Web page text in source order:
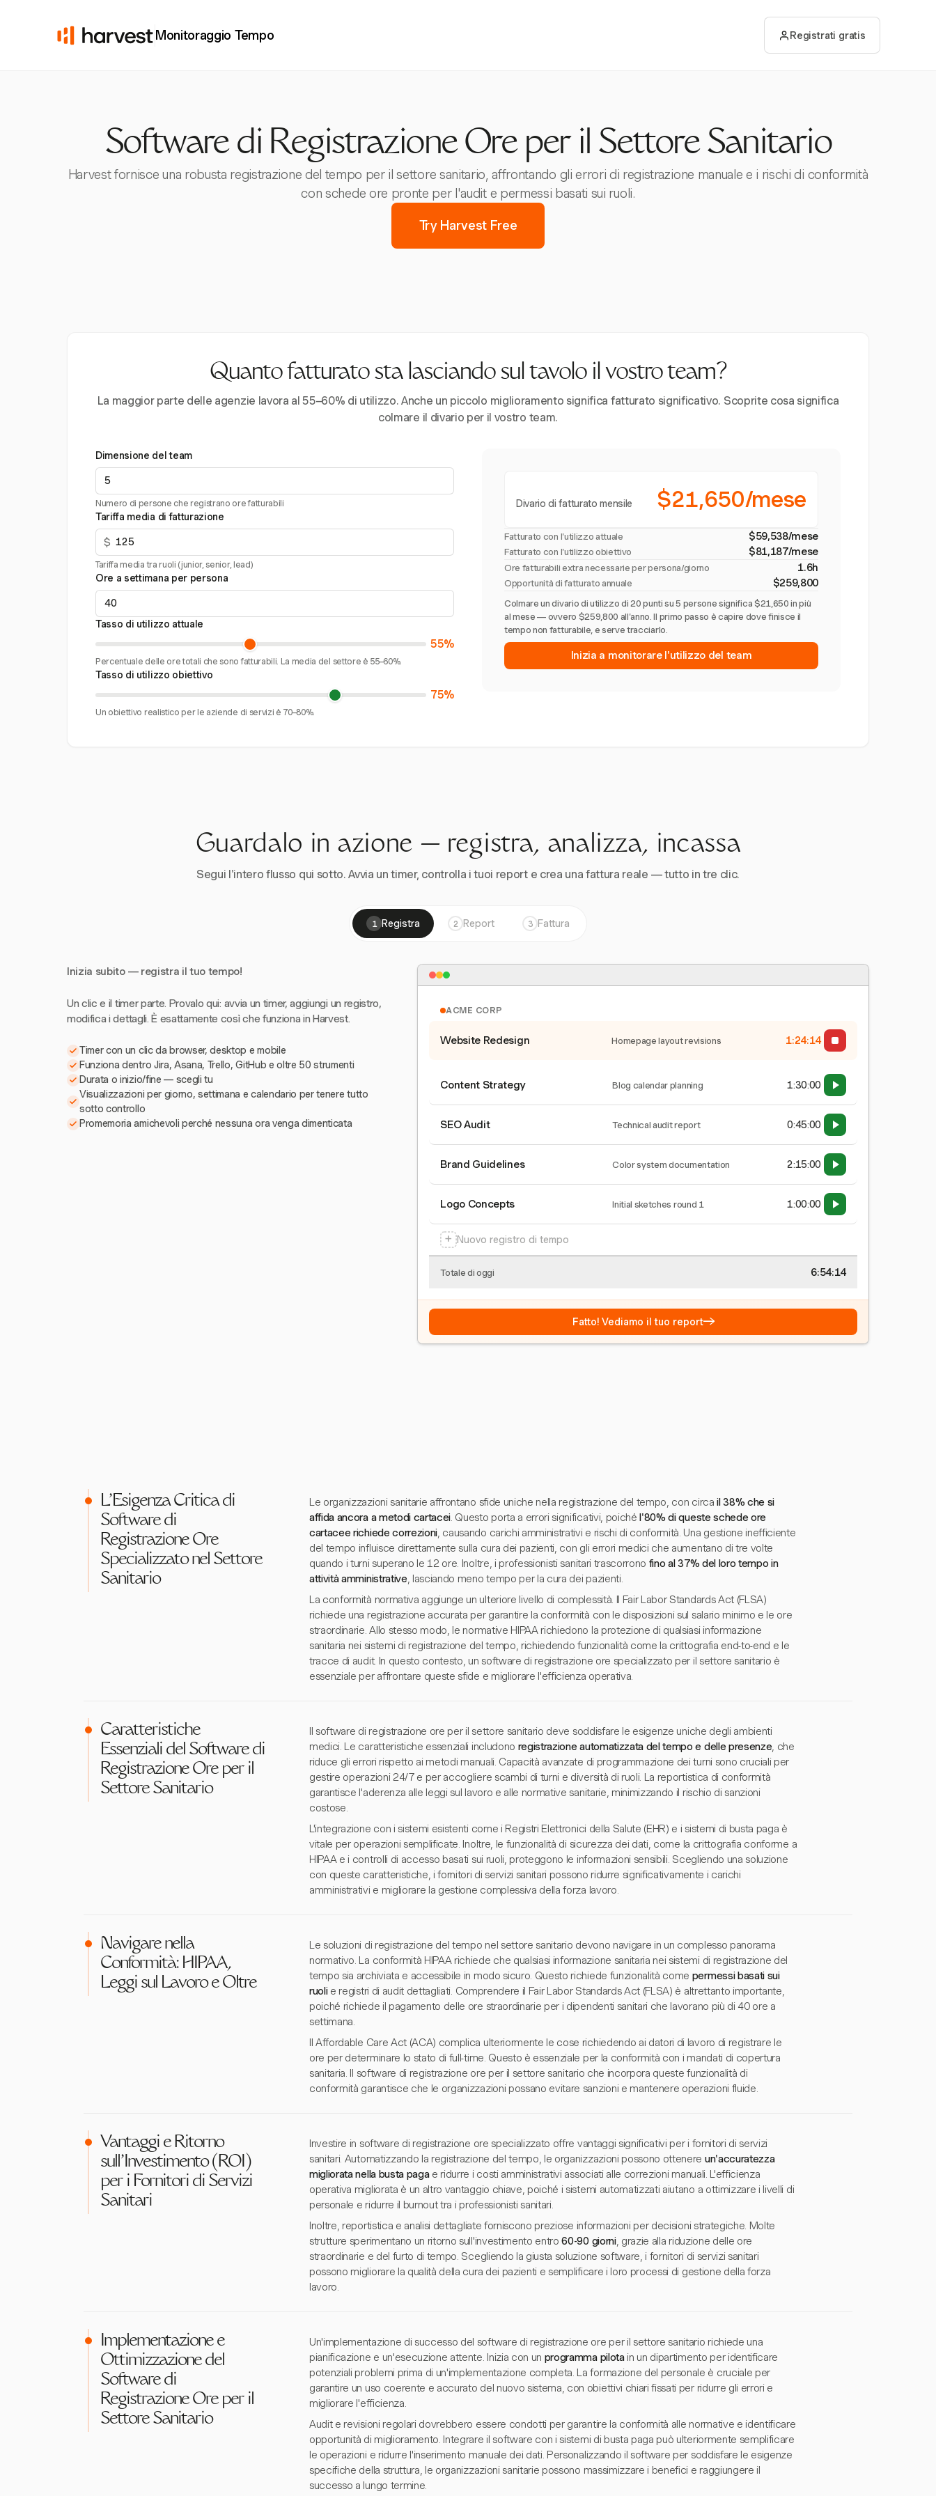
Monitoraggio Tempo Registrati gratis
Software di Registrazione Ore per il Settore Sanitario
Harvest fornisce una robusta registrazione del tempo per il settore sanitario, affrontando gli errori di registrazione manuale e i rischi di conformità
con schede ore pronte per l'audit e permessi basati sui ruoli.
Try Harvest Free
Quanto fatturato sta lasciando sul tavolo il vostro team?
La maggior parte delle agenzie lavora al 55–60% di utilizzo. Anche un piccolo miglioramento significa fatturato significativo. Scoprite cosa significa
colmare il divario per il vostro team.
Dimensione del team
Numero di persone che registrano ore fatturabili
Tariffa media di fatturazione
$
Tariffa media tra ruoli (junior, senior, lead)
Ore a settimana per persona
Tasso di utilizzo attuale
55%
Percentuale delle ore totali che sono fatturabili. La media del settore è 55–60%.
Tasso di utilizzo obiettivo
75%
Un obiettivo realistico per le aziende di servizi è 70–80%.
Divario di fatturato mensile $21,650/mese
Fatturato con l'utilizzo attuale $59,538/mese
Fatturato con l'utilizzo obiettivo $81,187/mese
Ore fatturabili extra necessarie per persona/giorno 1.6h
Opportunità di fatturato annuale $259,800
Colmare un divario di utilizzo di 20 punti su 5 persone significa $21,650 in più
al mese — ovvero $259,800 all'anno. Il primo passo è capire dove finisce il
tempo non fatturabile, e serve tracciarlo.
Inizia a monitorare l'utilizzo del team
Guardalo in azione — registra, analizza, incassa
Segui l'intero flusso qui sotto. Avvia un timer, controlla i tuoi report e crea una fattura reale — tutto in tre clic.
1 Registra 2 Report 3 Fattura
Inizia subito — registra il tuo tempo!
Un clic e il timer parte. Provalo qui: avvia un timer, aggiungi un registro,
modifica i dettagli. È esattamente così che funziona in Harvest.
Timer con un clic da browser, desktop e mobile
Funziona dentro Jira, Asana, Trello, GitHub e oltre 50 strumenti
Durata o inizio/fine — scegli tu
Visualizzazioni per giorno, settimana e calendario per tenere tutto
sotto controllo
Promemoria amichevoli perché nessuna ora venga dimenticata
ACME CORP
Website Redesign Homepage layout revisions 1:24:15
Content Strategy Blog calendar planning 1:30:00
SEO Audit Technical audit report 0:45:00
Brand Guidelines Color system documentation 2:15:00
Logo Concepts Initial sketches round 1 1:00:00
+ Nuovo registro di tempo
Totale di oggi 6:54:15
Fatto! Vediamo il tuo report→
L'Esigenza Critica di
Software di
Registrazione Ore
Specializzato nel Settore
Sanitario
Le organizzazioni sanitarie affrontano sfide uniche nella registrazione del tempo, con circail 38% che si
affida ancora a metodi cartacei. Questo porta a errori significativi, poichél'80% di queste schede ore
cartacee richiede correzioni, causando carichi amministrativi e rischi di conformità. Una gestione inefficiente
del tempo influisce direttamente sulla cura dei pazienti, con gli errori medici che aumentano di tre volte
quando i turni superano le 12 ore. Inoltre, i professionisti sanitari trascorrono fino al 37% del loro tempo in
attività amministrative, lasciando meno tempo per la cura dei pazienti.
La conformità normativa aggiunge un ulteriore livello di complessità. Il Fair Labor Standards Act (FLSA)
richiede una registrazione accurata per garantire la conformità con le disposizioni sul salario minimo e le ore
straordinarie. Allo stesso modo, le normative HIPAA richiedono la protezione di qualsiasi informazione
sanitaria nei sistemi di registrazione del tempo, richiedendo funzionalità come la crittografia end-to-end e le
tracce di audit. In questo contesto, un software di registrazione ore specializzato per il settore sanitario è
essenziale per affrontare queste sfide e migliorare l'efficienza operativa.
Caratteristiche
Essenziali del Software di
Registrazione Ore per il
Settore Sanitario
Il software di registrazione ore per il settore sanitario deve soddisfare le esigenze uniche degli ambienti
medici. Le caratteristiche essenziali includono registrazione automatizzata del tempo e delle presenze, che
riduce gli errori rispetto ai metodi manuali. Capacità avanzate di programmazione dei turni sono cruciali per
gestire operazioni 24/7 e per accogliere scambi di turni e diversità di ruoli. La reportistica di conformità
garantisce l'aderenza alle leggi sul lavoro e alle normative sanitarie, minimizzando il rischio di sanzioni
costose.
L'integrazione con i sistemi esistenti come i Registri Elettronici della Salute (EHR) e i sistemi di busta paga è
vitale per operazioni semplificate. Inoltre, le funzionalità di sicurezza dei dati, come la crittografia conforme a
HIPAA e i controlli di accesso basati sui ruoli, proteggono le informazioni sensibili. Scegliendo una soluzione
con queste caratteristiche, i fornitori di servizi sanitari possono ridurre significativamente i carichi
amministrativi e migliorare la gestione complessiva della forza lavoro.
Navigare nella
Conformità: HIPAA,
Leggi sul Lavoro e Oltre
Le soluzioni di registrazione del tempo nel settore sanitario devono navigare in un complesso panorama
normativo. La conformità HIPAA richiede che qualsiasi informazione sanitaria nei sistemi di registrazione del
tempo sia archiviata e accessibile in modo sicuro. Questo richiede funzionalità come permessi basati sui
ruolie registri di audit dettagliati. Comprendere il Fair Labor Standards Act (FLSA) è altrettanto importante,
poiché richiede il pagamento delle ore straordinarie per i dipendenti sanitari che lavorano più di 40 ore a
settimana.
Il Affordable Care Act (ACA) complica ulteriormente le cose richiedendo ai datori di lavoro di registrare le
ore per determinare lo stato di full-time. Questo è essenziale per la conformità con i mandati di copertura
sanitaria. Il software di registrazione ore per il settore sanitario che incorpora queste funzionalità di
conformità garantisce che le organizzazioni possano evitare sanzioni e mantenere operazioni fluide.
Vantaggi e Ritorno
sull'Investimento (ROI)
per i Fornitori di Servizi
Sanitari
Investire in software di registrazione ore specializzato offre vantaggi significativi per i fornitori di servizi
sanitari. Automatizzando la registrazione del tempo, le organizzazioni possono ottenere un'accuratezza
migliorata nella busta pagae ridurre i costi amministrativi associati alle correzioni manuali. L'efficienza
operativa migliorata è un altro vantaggio chiave, poiché i sistemi automatizzati aiutano a ottimizzare i livelli di
personale e ridurre il burnout tra i professionisti sanitari.
Inoltre, reportistica e analisi dettagliate forniscono preziose informazioni per decisioni strategiche. Molte
strutture sperimentano un ritorno sull'investimento entro60-90 giorni, grazie alla riduzione delle ore
straordinarie e del furto di tempo. Scegliendo la giusta soluzione software, i fornitori di servizi sanitari
possono migliorare la qualità della cura dei pazienti e semplificare i loro processi di gestione della forza
lavoro.
Implementazione e
Ottimizzazione del
Software di
Registrazione Ore per il
Settore Sanitario
Un'implementazione di successo del software di registrazione ore per il settore sanitario richiede una
pianificazione e un'esecuzione attente. Inizia con un programma pilotain un dipartimento per identificare
potenziali problemi prima di un'implementazione completa. La formazione del personale è cruciale per
garantire un uso coerente e accurato del nuovo sistema, con obiettivi chiari fissati per ridurre gli errori e
migliorare l'efficienza.
Audit e revisioni regolari dovrebbero essere condotti per garantire la conformità alle normative e identificare
opportunità di miglioramento. Integrare il software con i sistemi di busta paga può ulteriormente semplificare
le operazioni e ridurre l'inserimento manuale dei dati. Personalizzando il software per soddisfare le esigenze
specifiche della struttura, le organizzazioni sanitarie possono massimizzare i benefici e raggiungere il
successo a lungo termine.